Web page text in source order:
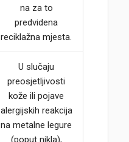
na za to
predvidena
reciklažna mjesta.
U slučaju
preosjetljivosti
kože ili pojave
alergijskih reakcija
na metalne legure
(poput nikla),